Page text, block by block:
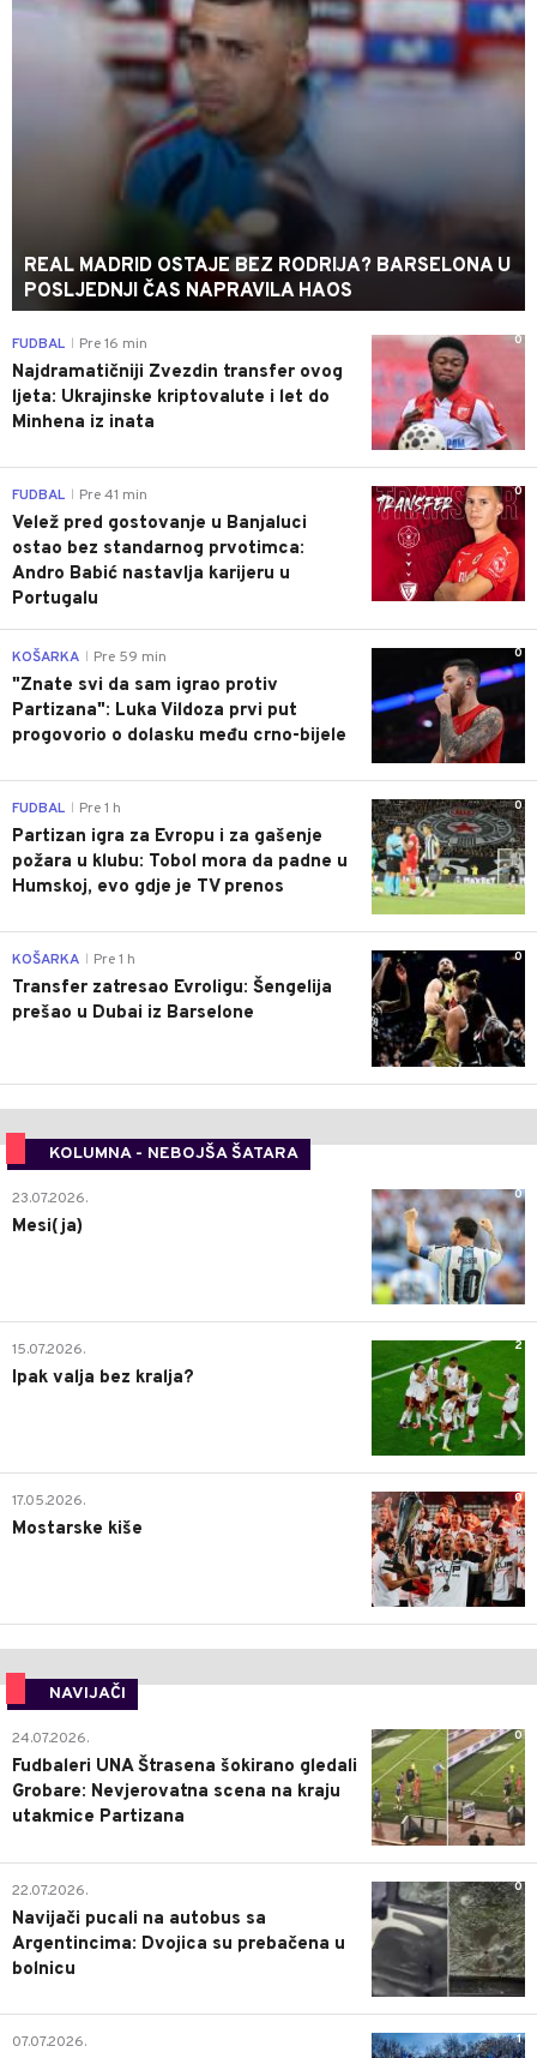
REAL MADRID OSTAJE BEZ RODRIJA? BARSELONA U
POSLJEDNJI ČAS NAPRAVILA HAOS
0
FUDBAL Pre 16 min
Najdramatičniji Zvezdin transfer ovog
ljeta: Ukrajinske kriptovalute i let do
Minhena iz inata
0
FUDBAL Pre 41 min
Velež pred gostovanje u Banjaluci
ostao bez standarnog prvotimca:
Andro Babić nastavlja karijeru u
Portugalu
0
KOŠARKA Pre 59 min
"Znate svi da sam igrao protiv
Partizana": Luka Vildoza prvi put
progovorio o dolasku među crno-bijele
0
FUDBAL Pre 1 h
Partizan igra za Evropu i za gašenje
požara u klubu: Tobol mora da padne u
Humskoj, evo gdje je TV prenos
0
KOŠARKA Pre 1 h
Transfer zatresao Evroligu: Šengelija
prešao u Dubai iz Barselone
KOLUMNA - NEBOJŠA ŠATARA
0
23.07.2026.
Mesi(ja)
2
15.07.2026.
Ipak valja bez kralja?
0
17.05.2026.
Mostarske kiše
NAVIJAČI
0
24.07.2026.
Fudbaleri UNA Štrasena šokirano gledali
Grobare: Nevjerovatna scena na kraju
utakmice Partizana
0
22.07.2026.
Navijači pucali na autobus sa
Argentincima: Dvojica su prebačena u
bolnicu
1
07.07.2026.